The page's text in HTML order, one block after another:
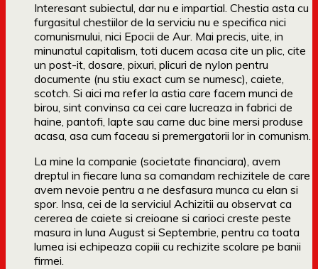
Interesant subiectul, dar nu e impartial. Chestia asta cu
furgasitul chestiilor de la serviciu nu e specifica nici
comunismului, nici Epocii de Aur. Mai precis, uite, in
minunatul capitalism, toti ducem acasa cite un plic, cite
un post-it, dosare, pixuri, plicuri de nylon pentru
documente (nu stiu exact cum se numesc), caiete,
scotch. Si aici ma refer la astia care facem munci de
birou, sint convinsa ca cei care lucreaza in fabrici de
haine, pantofi, lapte sau carne duc bine mersi produse
acasa, asa cum faceau si premergatorii lor in comunism.
La mine la companie (societate financiara), avem
dreptul in fiecare luna sa comandam rechizitele de care
avem nevoie pentru a ne desfasura munca cu elan si
spor. Insa, cei de la serviciul Achizitii au observat ca
cererea de caiete si creioane si carioci creste peste
masura in luna August si Septembrie, pentru ca toata
lumea isi echipeaza copiii cu rechizite scolare pe banii
firmei.